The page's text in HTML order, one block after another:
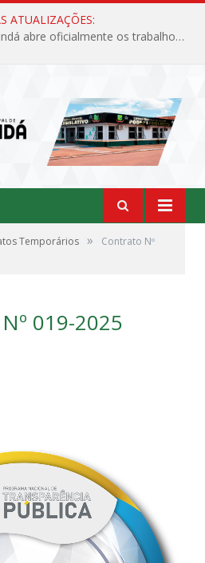
ATUALIZAÇÕES:
Câmara Municipal de Jacundá abre oficialmente os trabalhos legislativos de 2026
Temporários »
Contrato Nº
019-2025